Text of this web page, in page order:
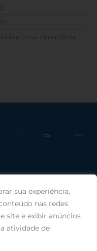
sua experiência,
nas redes
site e exibir anúncios
atividade de
na Amazônia
Alegre, RS, 90030-100 |
1120
Povos Indígenas ·